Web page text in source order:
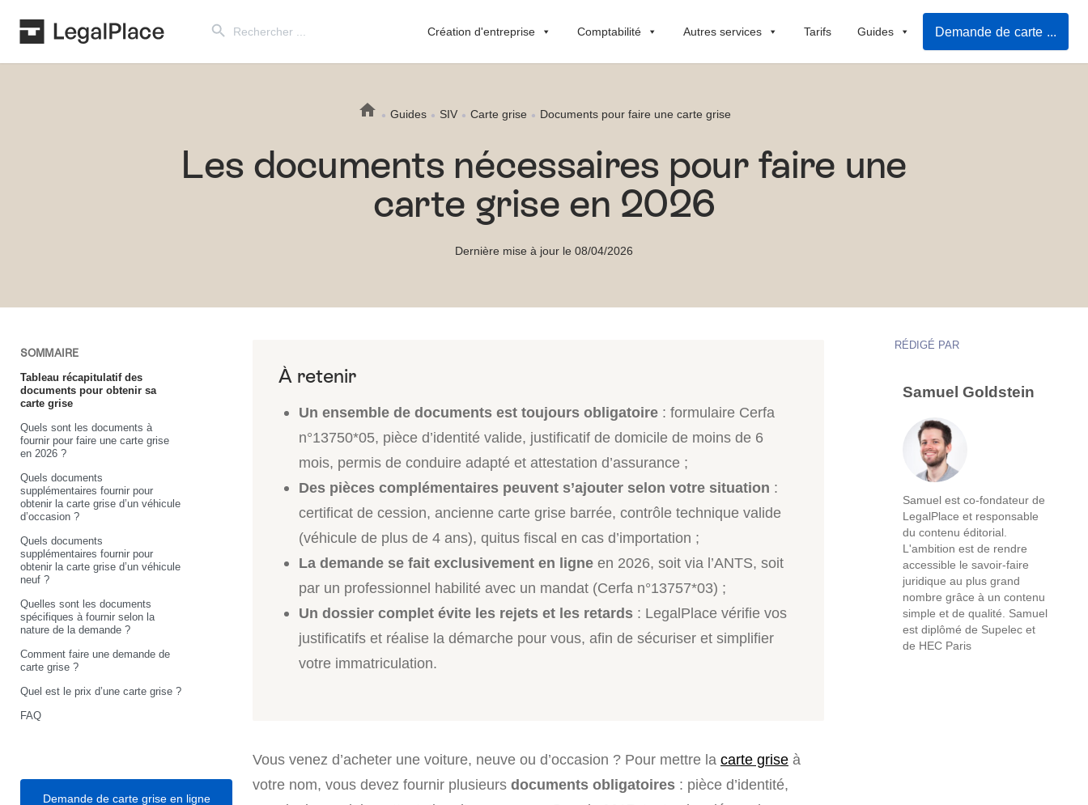
for:
Création d'entreprise Comptabilité Autres services Tarifs Guides Demande de carte grise en ligne
Guides SIV Carte grise Documents pour faire une carte grise
Les documents nécessaires pour faire une
carte grise en 2026
Dernière mise à jour le 08/04/2026
SOMMAIRE
Tableau récapitulatif des
documents pour obtenir sa
carte grise
Quels sont les documents à
fournir pour faire une carte grise
en 2026 ?
Quels documents
supplémentaires fournir pour
obtenir la carte grise d’un véhicule
d’occasion ?
Quels documents
supplémentaires fournir pour
obtenir la carte grise d’un véhicule
neuf ?
Quelles sont les documents
spécifiques à fournir selon la
nature de la demande ?
Comment faire une demande de
carte grise ?
Quel est le prix d’une carte grise ?
FAQ
Demande de carte grise en ligne
Un ensemble de documents est toujours obligatoire : formulaire Cerfa
n°13750*05, pièce d’identité valide, justificatif de domicile de moins de 6
mois, permis de conduire adapté et attestation d’assurance ;
Des pièces complémentaires peuvent s’ajouter selon votre situation :
certificat de cession, ancienne carte grise barrée, contrôle technique valide
(véhicule de plus de 4 ans), quitus fiscal en cas d’importation ;
La demande se fait exclusivement en ligne en 2026, soit via l’ANTS, soit
par un professionnel habilité avec un mandat (Cerfa n°13757*03) ;
Un dossier complet évite les rejets et les retards : LegalPlace vérifie vos
justificatifs et réalise la démarche pour vous, afin de sécuriser et simplifier
votre immatriculation.
Vous venez d’acheter une voiture, neuve ou d’occasion ? Pour mettre la carte grise à
votre nom, vous devez fournir plusieurs documents obligatoires : pièce d’identité,
RÉDIGÉ PAR
Samuel Goldstein
Samuel est co-fondateur de
LegalPlace et responsable
du contenu éditorial.
L'ambition est de rendre
accessible le savoir-faire
juridique au plus grand
nombre grâce à un contenu
simple et de qualité. Samuel
est diplômé de Supelec et
de HEC Paris